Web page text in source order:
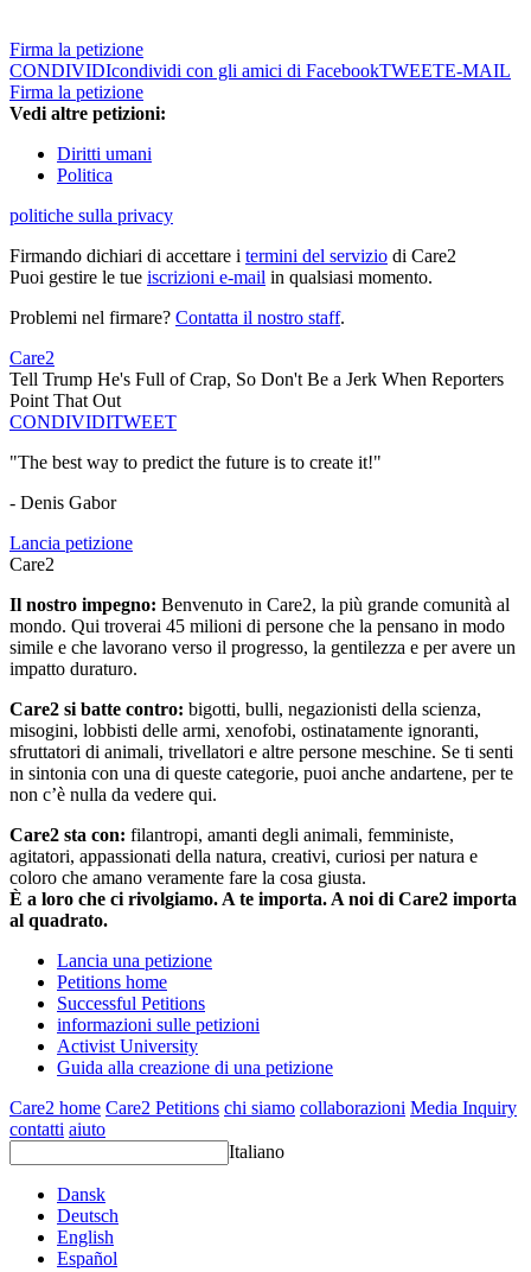
Firma la petizione
CONDIVIDIcondividi con gli amici di FacebookTWEETE-MAIL
Firma la petizione
Vedi altre petizioni:
Diritti umani
Politica
politiche sulla privacy
Firmando dichiari di accettare i termini del servizio di Care2
Puoi gestire le tue iscrizioni e-mail in qualsiasi momento.
Problemi nel firmare? Contatta il nostro staff.
Care2
Tell Trump He's Full of Crap, So Don't Be a Jerk When Reporters
Point That Out
CONDIVIDITWEET
"The best way to predict the future is to create it!"
- Denis Gabor
Lancia petizione
Care2
Il nostro impegno: Benvenuto in Care2, la più grande comunità al
mondo. Qui troverai 45 milioni di persone che la pensano in modo
simile e che lavorano verso il progresso, la gentilezza e per avere un
impatto duraturo.
Care2 si batte contro: bigotti, bulli, negazionisti della scienza,
misogini, lobbisti delle armi, xenofobi, ostinatamente ignoranti,
sfruttatori di animali, trivellatori e altre persone meschine. Se ti senti
in sintonia con una di queste categorie, puoi anche andartene, per te
non c’è nulla da vedere qui.
Care2 sta con: filantropi, amanti degli animali, femministe,
agitatori, appassionati della natura, creativi, curiosi per natura e
coloro che amano veramente fare la cosa giusta.
È a loro che ci rivolgiamo. A te importa. A noi di Care2 importa
al quadrato.
Lancia una petizione
Petitions home
Successful Petitions
informazioni sulle petizioni
Activist University
Guida alla creazione di una petizione
Care2 home Care2 Petitions chi siamo collaborazioni Media Inquiry
contatti aiuto
Italiano
Dansk
Deutsch
English
Español